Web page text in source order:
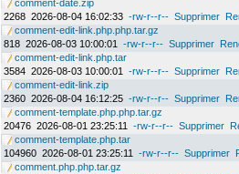
comment-date.zip
2268 2026-08-04 16:02:33 -rw-r--r-- Supprimer
comment-edit-link.php.php.tar.gz
818 2026-08-03 10:00:01 -rw-r--r-- Supprimer
comment-edit-link.php.tar
3584 2026-08-03 10:00:01 -rw-r--r-- Supprimer
comment-edit-link.zip
2360 2026-08-04 16:12:25 -rw-r--r-- Supprimer
comment-template.php.php.tar.gz
20476 2026-08-01 23:25:11 -rw-r--r-- Supprimer
comment-template.php.tar
104960 2026-08-01 23:25:11 -rw-r--r-- Supprimer
comment.php.php.tar.gz